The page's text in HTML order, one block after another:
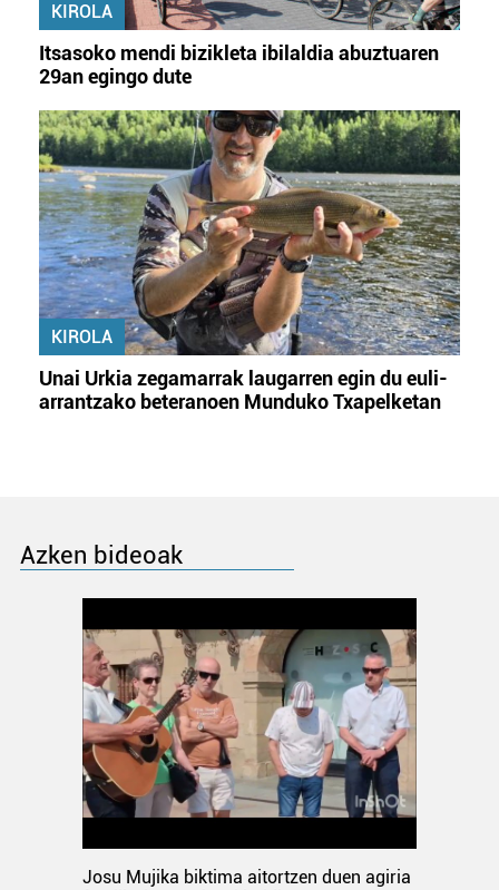
KIROLA
Itsasoko mendi bizikleta ibilaldia abuztuaren
29an egingo dute
KIROLA
Unai Urkia zegamarrak laugarren egin du euli-
arrantzako beteranoen Munduko Txapelketan
Azken bideoak
Josu Mujika biktima aitortzen duen agiria